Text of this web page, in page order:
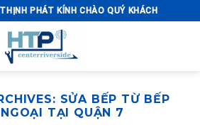
PHÁT KÍNH CHÀO QUÝ KHÁCH
SỬA BẾP TỪ BẾP
TẠI QUẬN 7